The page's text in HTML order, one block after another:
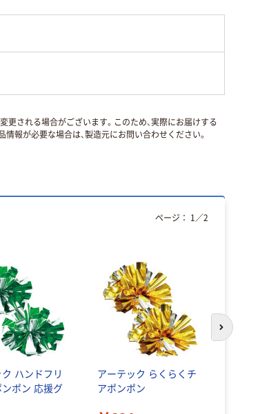
更される場合がございます。このため、実際にお届けする
報が必要な場合は、製造元にお問い合わせください。
ハンドフリ
ポン 応援グ
アーテック らくらくチ
アポンポン
ページ： 1 ／2
次のスライド